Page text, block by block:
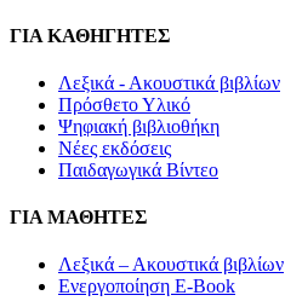
ΓΙΑ ΚΑΘΗΓΗΤΕΣ
Λεξικά - Ακουστικά βιβλίων
Πρόσθετο Υλικό
Ψηφιακή βιβλιοθήκη
Νέες εκδόσεις
Παιδαγωγικά Βίντεο
ΓΙΑ ΜΑΘΗΤΕΣ
Λεξικά – Ακουστικά βιβλίων
Ενεργοποίηση E-Book